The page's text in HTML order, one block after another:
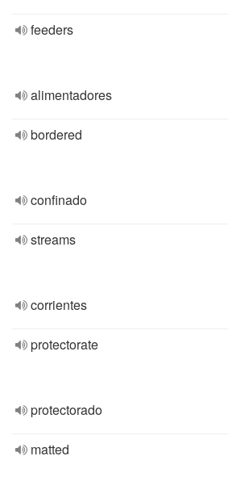
feeders
alimentadores
bordered
confinado
streams
corrientes
protectorate
protectorado
matted